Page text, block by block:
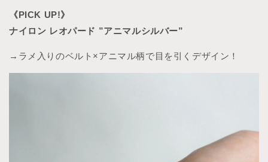
《PICK UP!》
ナイロン レオパード ”アニマルシルバー”
→ラメ入りのベルト×アニマル柄で目を引くデザイン！